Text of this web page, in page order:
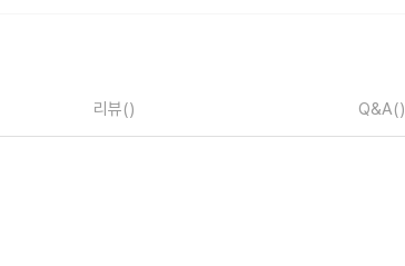
리뷰() Q&A()